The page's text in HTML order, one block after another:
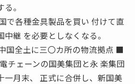
。
で各種金具製品を買い 付けて直
継 を必要としなくなる。
国全土に三〇カ所の物流拠点 ■
チェーンの国美集団と永 楽集団
一月末、 正式に合併し、新国美